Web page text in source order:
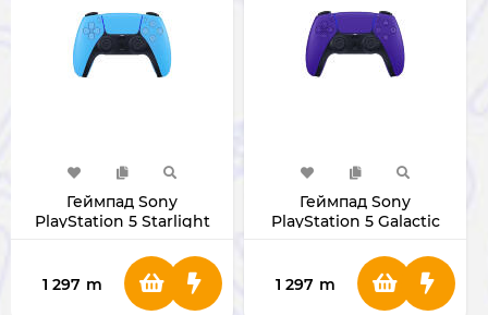
Геймпад Sony
PlayStation 5 Starlight
1 297 m
Геймпад Sony
PlayStation 5 Galactic
1 297 m